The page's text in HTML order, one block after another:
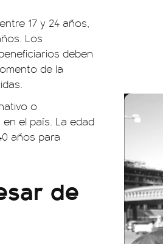
17 y 24 años,
Los
deben
de la
o
el país. La edad
años para
de